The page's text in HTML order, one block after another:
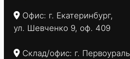
Офис: г. Екатеринбург,
ул. Шевченко 9, оф. 409
Склад/офис: г.